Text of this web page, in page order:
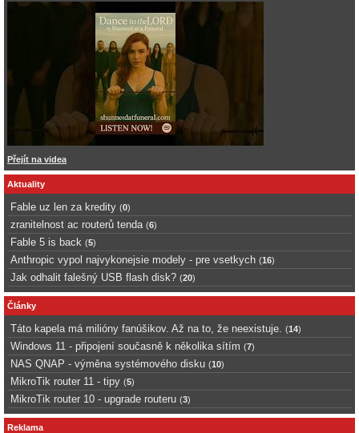
Přejít na videa
Aktuality
Fable uz len za kredity (0)
zranitelnost ac routerů tenda (6)
Fable 5 is back (5)
Anthropic vypol najvykonejsie modely - pre vsetkych (16)
Jak odhalit falešný USB flash disk? (20)
Články
Táto kapela má milióny fanúšikov. Až na to, že neexistuje. (14)
Windows 11 - připojení současně k několika sítím (7)
NAS QNAP - výměna systémového disku (10)
MikroTik router 11 - tipy (5)
MikroTik router 10 - upgrade routeru (3)
Reklama